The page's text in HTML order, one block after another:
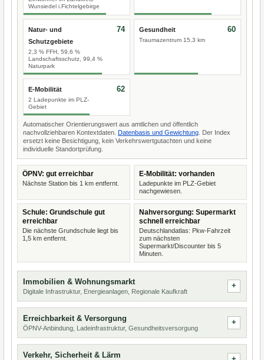
Wunsiedel i.Fichtelgebirge
Natur- und
Schutzgebiete
2,3 % FFH, 59,6 %
Landschaftsschutz, 99,4 %
Naturpark
74 Gesundheit
Traumazentrum 15,3 km
60
E-Mobilität
2 Ladepunkte im PLZ-
Gebiet
62
Automatischer Orientierungswert aus amtlichen und öffentlich
nachvollziehbaren Kontextdaten. Datenbasis und Gewichtung . Der Index
ersetzt keine Besichtigung, kein Verkehrswertgutachten und keine
individuelle Standortprüfung.
ÖPNV: gut erreichbar
Nächste Station bis 1 km entfernt.
E-Mobilität: vorhanden
Ladepunkte im PLZ-Gebiet
nachgewiesen.
Schule: Grundschule gut
erreichbar
Die nächste Grundschule liegt bis
1,5 km entfernt.
Nahversorgung: Supermarkt
schnell erreichbar
Deutschlandatlas: Pkw-Fahrzeit
zum nächsten
Supermarkt/Discounter bis 5
Minuten.
Immobilien & Wohnungsmarkt
Digitale Infrastruktur, Energieanlagen, Regionale Kaufkraft
Erreichbarkeit & Versorgung
ÖPNV-Anbindung, Ladeinfrastruktur, Gesundheitsversorgung
Verkehr, Sicherheit & Lärm